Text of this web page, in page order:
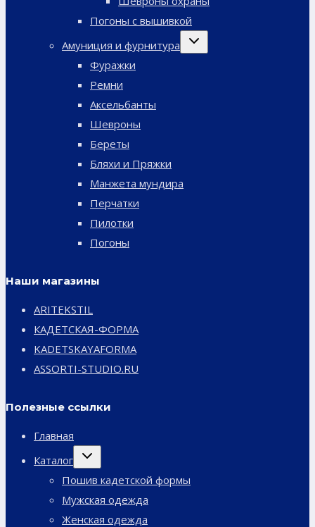
Погоны с вышивкой
Амуниция и фурнитура
Переключить
дочернее
Фуражки
Ремни
Аксельбанты
Шевроны
Береты
Бляхи и Пряжки
Манжета мундира
Перчатки
Пилотки
Погоны
Наши магазины
ARITEKSTIL
КАДЕТСКАЯ-ФОРМА
KADETSKAYAFORMA
ASSORTI-STUDIO.RU
Полезные ссылки
Главная
Каталог
Переключить
дочернее
Пошив кадетской формы
Мужская одежда
Женская одежда